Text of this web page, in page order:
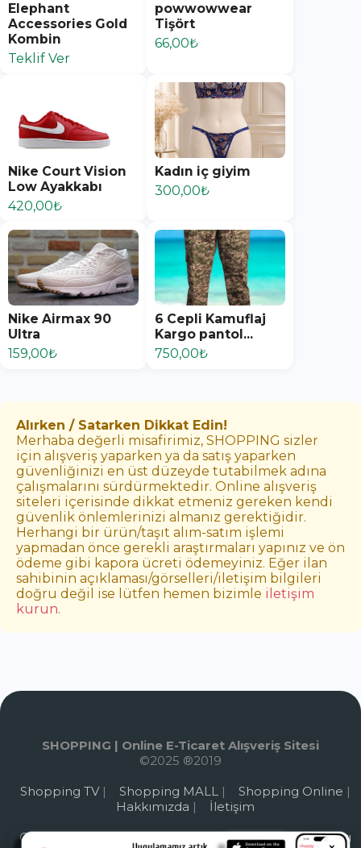
Elephant
Accessories Gold
Kombin
Teklif Ver
powwowwear
Tişört
66,00₺
Nike Court Vision
Low Ayakkabı
420,00₺
Kadın iç giyim
300,00₺
Nike Airmax 90
Ultra
159,00₺
6 Cepli Kamuflaj
Kargo pantol...
750,00₺
Alırken / Satarken Dikkat Edin!
Merhaba değerli misafirimiz, SHOPPING sizler
için alışveriş yaparken ya da satış yaparken
güvenliğinizi en üst düzeyde tutabilmek adına
çalışmalarını sürdürmektedir. Online alışveriş
siteleri içerisinde dikkat etmeniz gereken kendi
güvenlik önlemlerinizi almanız gerektiğidir.
Herhangi bir ürün/taşıt alım-satım işlemi
yapmadan önce gerekli araştırmaları yapınız ve ön
ödeme gibi kapora ücreti ödemeyiniz. Eğer ilan
sahibinin açıklaması/görselleri/iletişim bilgileri
doğru değil ise lütfen hemen bizimle iletişim
kurun.
SHOPPING | Online E-Ticaret Alışveriş Sitesi
©2025 ®2019
Shopping TV| Shopping MALL | Shopping Online |
Hakkımızda |
İletişim
Çerez Politikası| Gizlilik Politikası| Kullanım Şartları